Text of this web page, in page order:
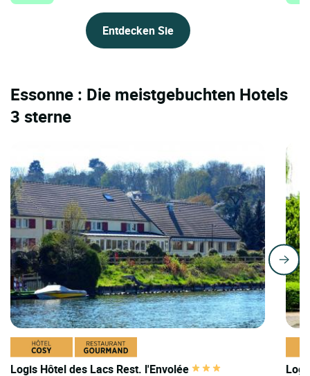
Entdecken Sie
Essonne : Die meistgebuchten Hotels
3 sterne
Logis Hôtel des Lacs Rest. l'Envolée